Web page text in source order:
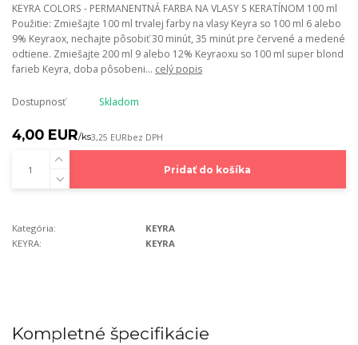
KEYRA COLORS - PERMANENTNÁ FARBA NA VLASY S KERATÍNOM 100 ml
Použitie: Zmiešajte 100 ml trvalej farby na vlasy Keyra so 100 ml 6 alebo
9% Keyraox, nechajte pôsobiť 30 minút, 35 minút pre červené a medené
odtiene. Zmiešajte 200 ml 9 alebo 12% Keyraoxu so 100 ml super blond
farieb Keyra, doba pôsobeni... celý popis
Dostupnosť Skladom
4,00 EUR/ks3,25 EURbez DPH
Pridať do košíka
Kategória:
KEYRA
KEYRA:
KEYRA
Kompletné špecifikácie